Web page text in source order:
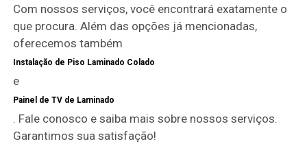
Com nossos serviços, você encontrará exatamente o
que procura. Além das opções já mencionadas,
oferecemos também
Instalação de Piso Laminado Colado
e
Painel de TV de Laminado
. Fale conosco e saiba mais sobre nossos serviços.
Garantimos sua satisfação!